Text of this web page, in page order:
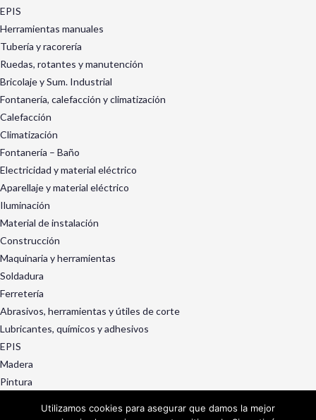
EPIS
Herramientas manuales
Tubería y racorería
Ruedas, rotantes y manutención
Bricolaje y Sum. Industrial
Fontanería, calefacción y climatización
Calefacción
Climatización
Fontanería – Baño
Electricidad y material eléctrico
Aparellaje y material eléctrico
Iluminación
Material de instalación
Construcción
Maquinaria y herramientas
Soldadura
Ferretería
Abrasivos, herramientas y útiles de corte
Lubricantes, químicos y adhesivos
EPIS
Madera
Pintura
Ruedas, rotantes y manutención
Utilizamos cookies para asegurar que damos la mejor